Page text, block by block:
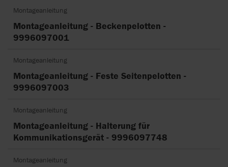
Montageanleitung
Montageanleitung - Beckenpelotten -
9996097001
Montageanleitung
Montageanleitung - Feste Seitenpelotten -
9996097003
Montageanleitung
Montageanleitung - Halterung für
Kommunikationsgerät - 9996097748
Montageanleitung